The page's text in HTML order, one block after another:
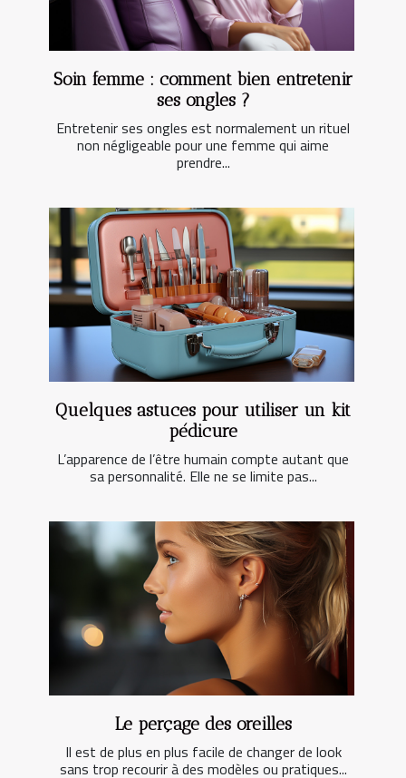
Soin femme : comment bien entretenir
ses ongles ?
Entretenir ses ongles est normalement un rituel
non négligeable pour une femme qui aime
prendre...
Quelques astuces pour utiliser un kit
pédicure
L’apparence de l’être humain compte autant que
sa personnalité. Elle ne se limite pas...
Le perçage des oreilles
Il est de plus en plus facile de changer de look
sans trop recourir à des modèles ou pratiques...